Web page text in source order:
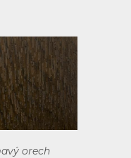
orech